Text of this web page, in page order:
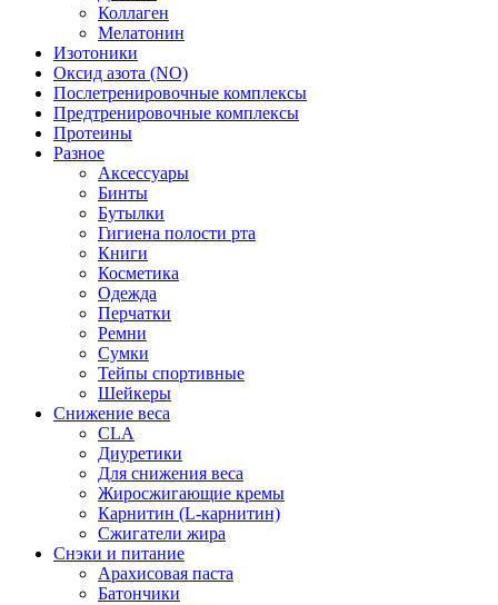
Коллаген
Мелатонин
Изотоники
Оксид азота (NO)
Послетренировочные комплексы
Предтренировочные комплексы
Протеины
Разное
Аксессуары
Бинты
Бутылки
Гигиена полости рта
Книги
Косметика
Одежда
Перчатки
Ремни
Сумки
Тейпы спортивные
Шейкеры
Снижение веса
CLA
Диуретики
Для снижения веса
Жиросжигающие кремы
Карнитин (L-карнитин)
Сжигатели жира
Снэки и питание
Арахисовая паста
Батончики